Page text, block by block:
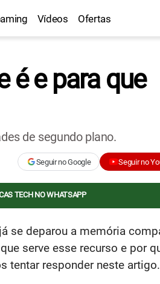
Vídeos Ofertas
é e para que
de segundo plano.
Seguir no Google Seguir no
TECH NO WHATSAPP
se deparou a memória
serve esse recurso e por
tentar responder neste artigo.